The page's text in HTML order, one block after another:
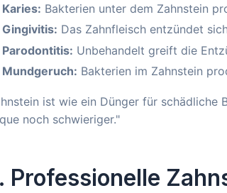
Karies: Bakterien unter dem Zahnstein
Gingivitis: Das Zahnfleisch entzündet
Parodontitis: Unbehandelt greift die
Mundgeruch: Bakterien im Zahnstein
ist wie ein Dünger für
noch schwieriger."
Professionelle